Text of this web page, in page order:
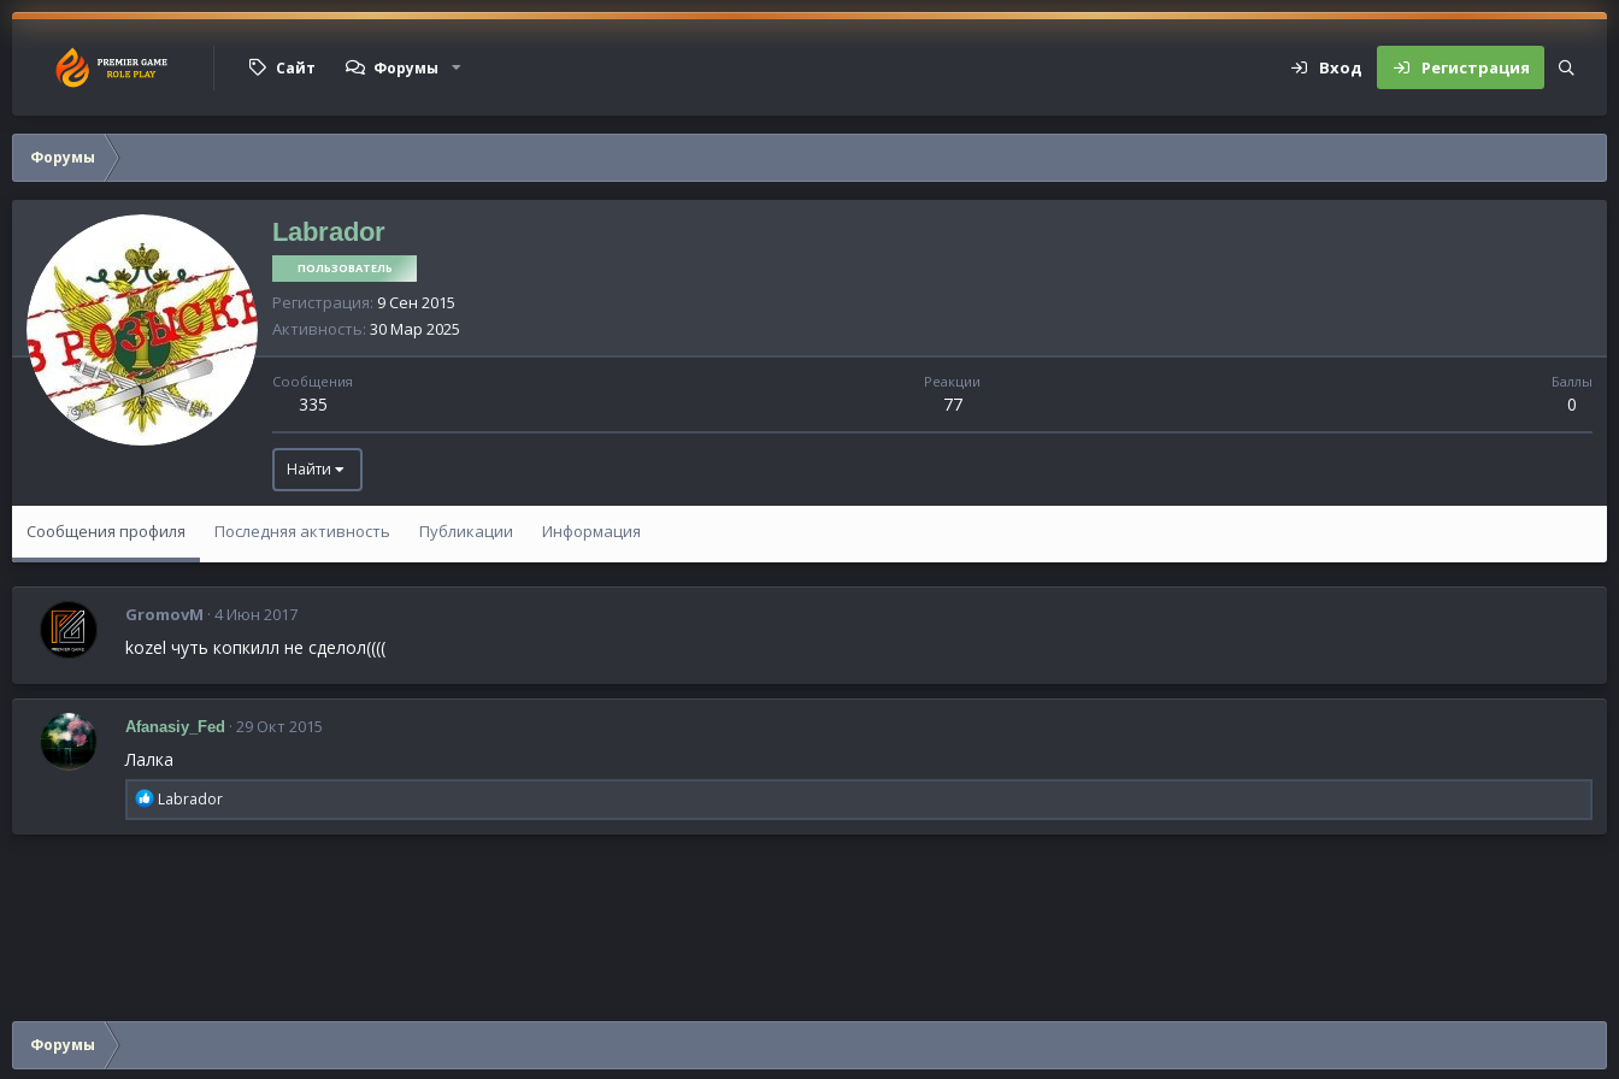
Сайт Форумы Вход Регистрация
Форумы
Labrador
ПОЛЬЗОВАТЕЛЬ
Регистрация 9 Сен 2015
Активность 30 Мар 2025
Сообщения
335
Реакции
77
Баллы
0
Найти
Сообщения профиля Последняя активность Публикации Информация
GromovM 4 Июн 2017
kozel чуть копкилл не сделол((((
Afanasiy_Fed 29 Окт 2015
Лалка
Р
е
а
Labrador
Форумы